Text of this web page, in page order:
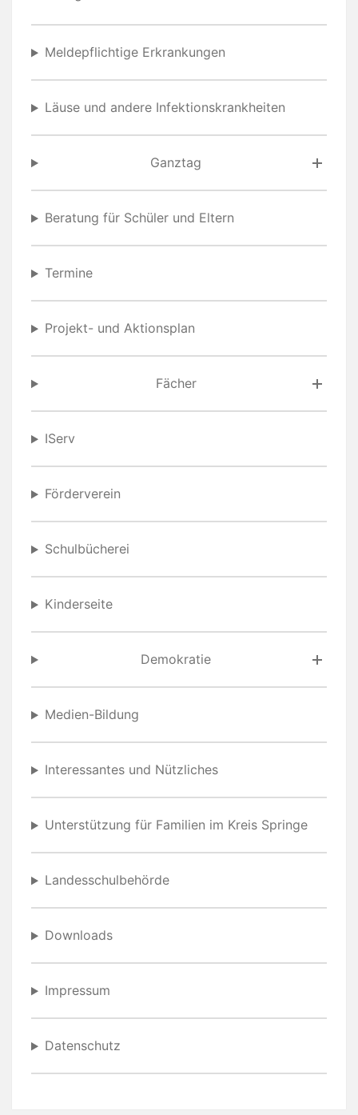
Meldepflichtige Erkrankungen
Läuse und andere Infektionskrankheiten
Ganztag
Beratung für Schüler und Eltern
Termine
Projekt- und Aktionsplan
Fächer
IServ
Förderverein
Schulbücherei
Kinderseite
Demokratie
Medien-Bildung
Interessantes und Nützliches
Unterstützung für Familien im Kreis Springe
Landesschulbehörde
Downloads
Impressum
Datenschutz